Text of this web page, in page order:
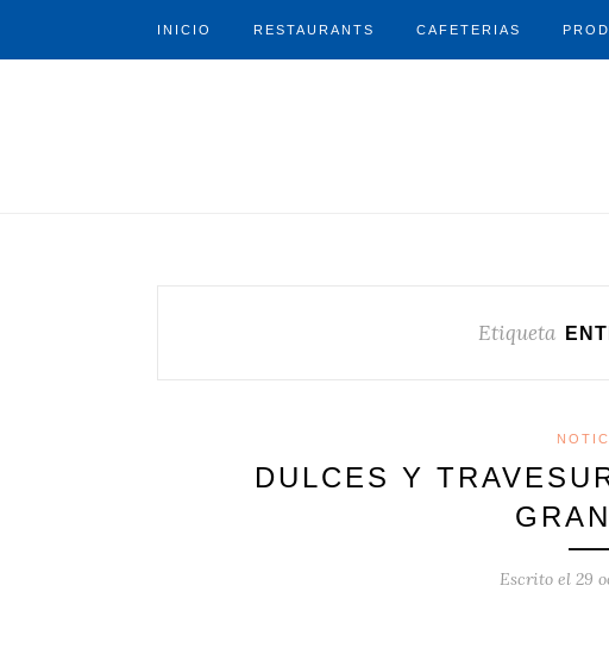
INICIO RESTAURANTS CAFETERIAS
Etiqueta
DULCES Y
Escrito el 29